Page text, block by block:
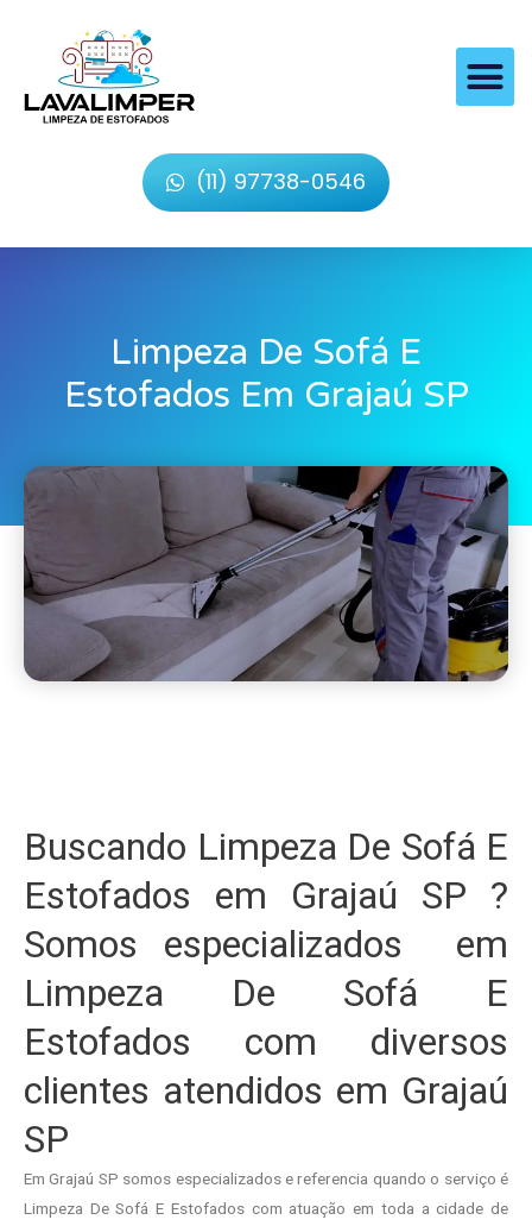
(11) 97738-0546
Limpeza De Sofá E
Estofados Em Grajaú SP
Buscando Limpeza De Sofá E
Estofados em Grajaú SP ?
Somos especializados em
Limpeza De Sofá E
Estofados com diversos
clientes atendidos em Grajaú
SP
Em Grajaú SP somos especializados e referencia quando o serviço é
Limpeza De Sofá E Estofados com atuação em toda a cidade de